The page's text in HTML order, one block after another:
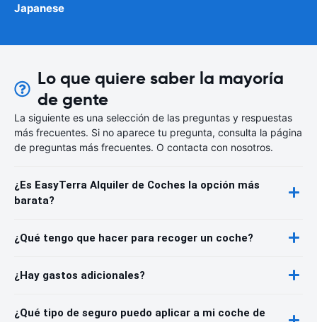
Japanese
Lo que quiere saber la mayoría
de gente
La siguiente es una selección de las preguntas y respuestas
más frecuentes. Si no aparece tu pregunta, consulta la página
de preguntas más frecuentes. O contacta con nosotros.
¿Es EasyTerra Alquiler de Coches la opción más
barata?
¿Qué tengo que hacer para recoger un coche?
¿Hay gastos adicionales?
¿Qué tipo de seguro puedo aplicar a mi coche de